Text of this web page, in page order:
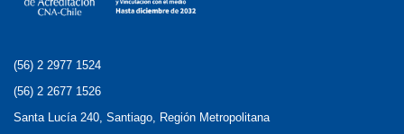
(56) 2 2977 1524
(56) 2 2677 1526
Santa Lucía 240, Santiago, Región Metropolitana